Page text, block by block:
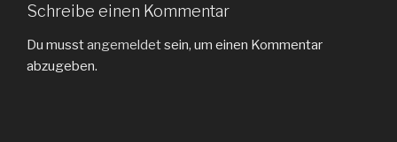
Schreibe einen Kommentar
Du musstangemeldetsein, um einen Kommentar
abzugeben.